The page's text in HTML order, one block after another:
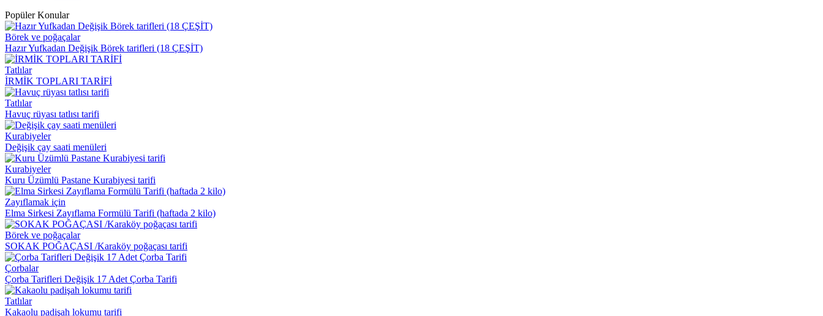
Popüler Konular
Börek ve poğaçalar
Hazır Yufkadan Değişik Börek tarifleri (18 ÇEŞİT)
Tatlılar
İRMİK TOPLARI TARİFİ
Tatlılar
Havuç rüyası tatlısı tarifi
Kurabiyeler
Değişik çay saati menüleri
Kurabiyeler
Kuru Üzümlü Pastane Kurabiyesi tarifi
Zayıflamak için
Elma Sirkesi Zayıflama Formülü Tarifi (haftada 2 kilo)
Börek ve poğaçalar
SOKAK POĞAÇASI /Karaköy poğaçası tarifi
Çorbalar
Çorba Tarifleri Değişik 17 Adet Çorba Tarifi
Tatlılar
Kakaolu padişah lokumu tarifi